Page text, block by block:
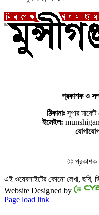
প্রকাশক ও
ঠিকানাঃসুপার
ইমেইল:
© প্রকাশক
এই ওয়েবসাইটের কোনো লেখা, ছবি,
Website Designed by
Page load link